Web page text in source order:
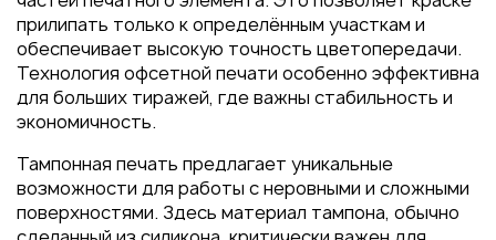
Конверты
Журналы
Полиграфия для выставок
Полиграфия к выборам 2026
прилипать только к определённым участкам и
обеспечивает высокую точность цветопередачи.
Технология офсетной печати особенно эффективна
для больших тиражей, где важны стабильность и
экономичность.
Тампонная печать предлагает уникальные
возможности для работы с неровными и сложными
поверхностями. Здесь материал тампона, обычно